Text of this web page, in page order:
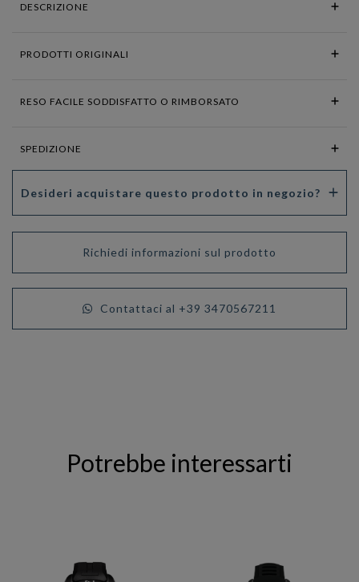
DESCRIZIONE
PRODOTTI ORIGINALI
RESO FACILE SODDISFATTO O RIMBORSATO
SPEDIZIONE
Desideri acquistare questo prodotto in negozio?
Richiedi informazioni sul prodotto
Contattaci al +39 3470567211
Potrebbe interessarti